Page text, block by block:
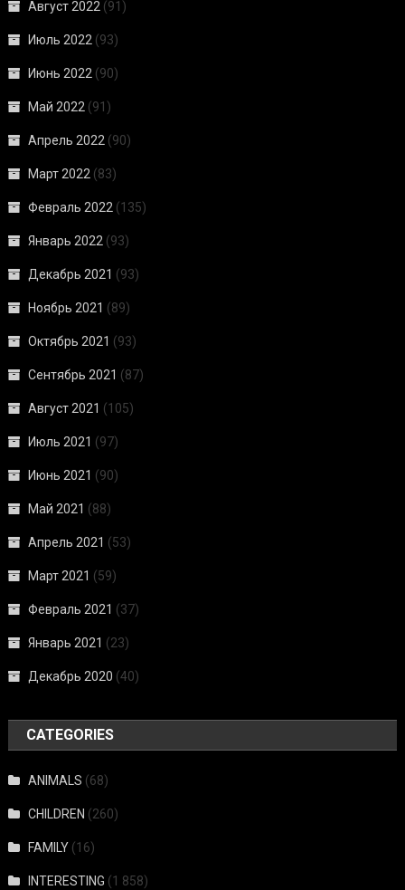
Август 2022 (91)
Июль 2022 (93)
Июнь 2022 (90)
Май 2022 (91)
Апрель 2022 (90)
Март 2022 (83)
Февраль 2022 (135)
Январь 2022 (93)
Декабрь 2021 (93)
Ноябрь 2021 (89)
Октябрь 2021 (93)
Сентябрь 2021 (87)
Август 2021 (105)
Июль 2021 (97)
Июнь 2021 (90)
Май 2021 (88)
Апрель 2021 (53)
Март 2021 (59)
Февраль 2021 (37)
Январь 2021 (23)
Декабрь 2020 (40)
CATEGORIES
ANIMALS (68)
CHILDREN (260)
FAMILY (16)
INTERESTING (1 858)